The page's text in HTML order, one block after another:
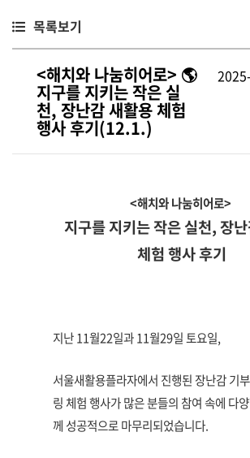
목록보기
<해치와 나눔히어로> 🌎
지구를 지키는 작은 실
천, 장난감 새활용 체험
행사 후기(12.1.)
<해치와 나눔히어로>
지구를 지키는 작은 실천, 장
체험 행사 후기
지난 11월22일과 11월29일 토요일,
서울새활용플라자에서 진행된 장난감 기
링 체험 행사가 많은 분들의 참여 속에 다
께 성공적으로 마무리되었습니다.